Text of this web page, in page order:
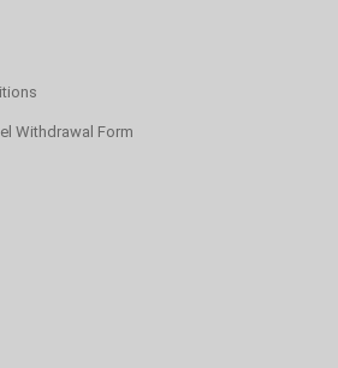
Withdrawal Form